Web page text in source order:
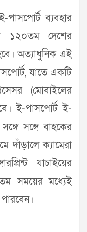
পাসপোর্ট ব্যবহার
১২০তম দেশের
অত্যাধুনিক এই
যাতে একটি
(মোবাইলের
ই-পাসপোর্ট ই-
সঙ্গে সঙ্গে বাহকের
দাঁড়ালে ক্যামেরা
যাচাইয়ের
সময়ের মধ্যেই